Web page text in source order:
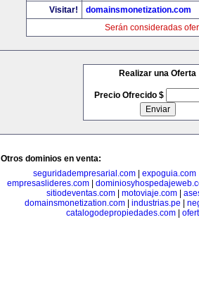
Visitar!
domainsmonetization.com
Serán consideradas
Realizar una Oferta
Precio Ofrecido $
Otros dominios en venta:
seguridadempresarial.com
expoguia.com
empresaslideres.com|
sitiodeventas.com
motoviaje.com
domainsmonetization.com| industrias.pe
catalogodepropiedades.com